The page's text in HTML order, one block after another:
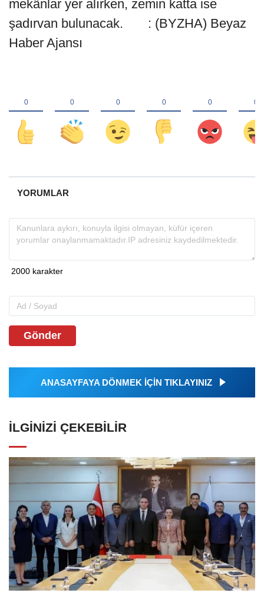
mekânlar yer alırken, zemin katta ise
şadırvan bulunacak. : (BYZHA) Beyaz
Haber Ajansı
YORUMLAR
Gönder
ANASAYFAYA DÖNMEK İÇİN TIKLAYINIZ
İLGINIZI ÇEKEBILIR